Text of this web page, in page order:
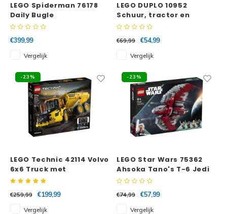
LEGO Spiderman 76178
Daily Bugle
€399,99
Vergelijk
LEGO DUPLO 10952
Schuur, tractor en
boerderijdieren
€69,99
€54,99
Vergelijk
-23%
LEGO Technic 42114 Volvo
6x6 Truck met
kieptrailer
€259,99
€199,99
Vergelijk
-23%
LEGO Star Wars 75362
Ahsoka Tano's T-6 Jedi
shuttle
€74,99
€57,99
Vergelijk